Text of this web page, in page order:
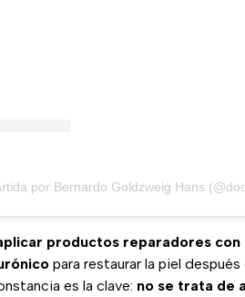
por Bernardo Goldzweig Hans
productos reparadores con
para restaurar la piel después
es la clave: no se trata de